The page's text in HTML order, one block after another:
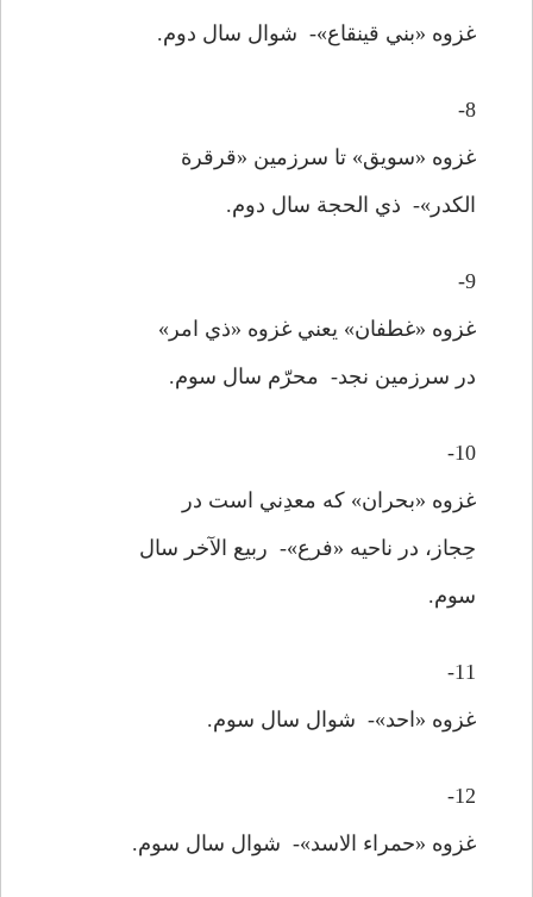
غزوه «بني قينقاع»- شوال سال دوم.
8-
غزوه «سويق» تا سرزمين «قرقرة
الکدر»- ذي الحجة سال دوم.
9-
غزوه «غطفان» يعني غزوه «ذي امر»
در سرزمين نجد- محرّم سال سوم.
10-
غزوه «بحران» که معدِني است در
حِجاز، در ناحيه «فرع»- ربيع الآخر سال
سوم.
11-
غزوه «احد»- شوال سال سوم.
12-
غزوه «حمراء الاسد»- شوال سال سوم.